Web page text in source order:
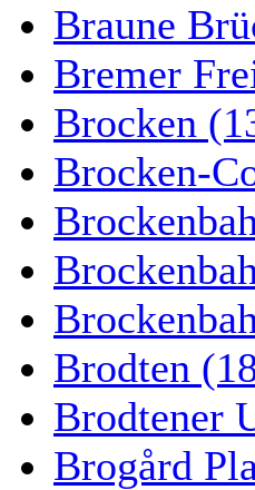
Braune
Bremer
Brocken
Brocken-
Brodten
Brodtener
Brogård